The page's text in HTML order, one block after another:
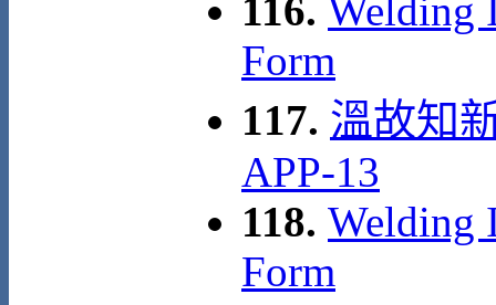
116. Welding
Form
117. 溫故知
APP-13
118. Welding
Form